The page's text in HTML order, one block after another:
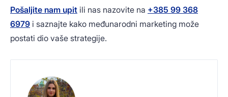
Pošaljite nam upit ili nas nazovite na +385 99 368
6979 i saznajte kako međunarodni marketing može
postati dio vaše strategije.